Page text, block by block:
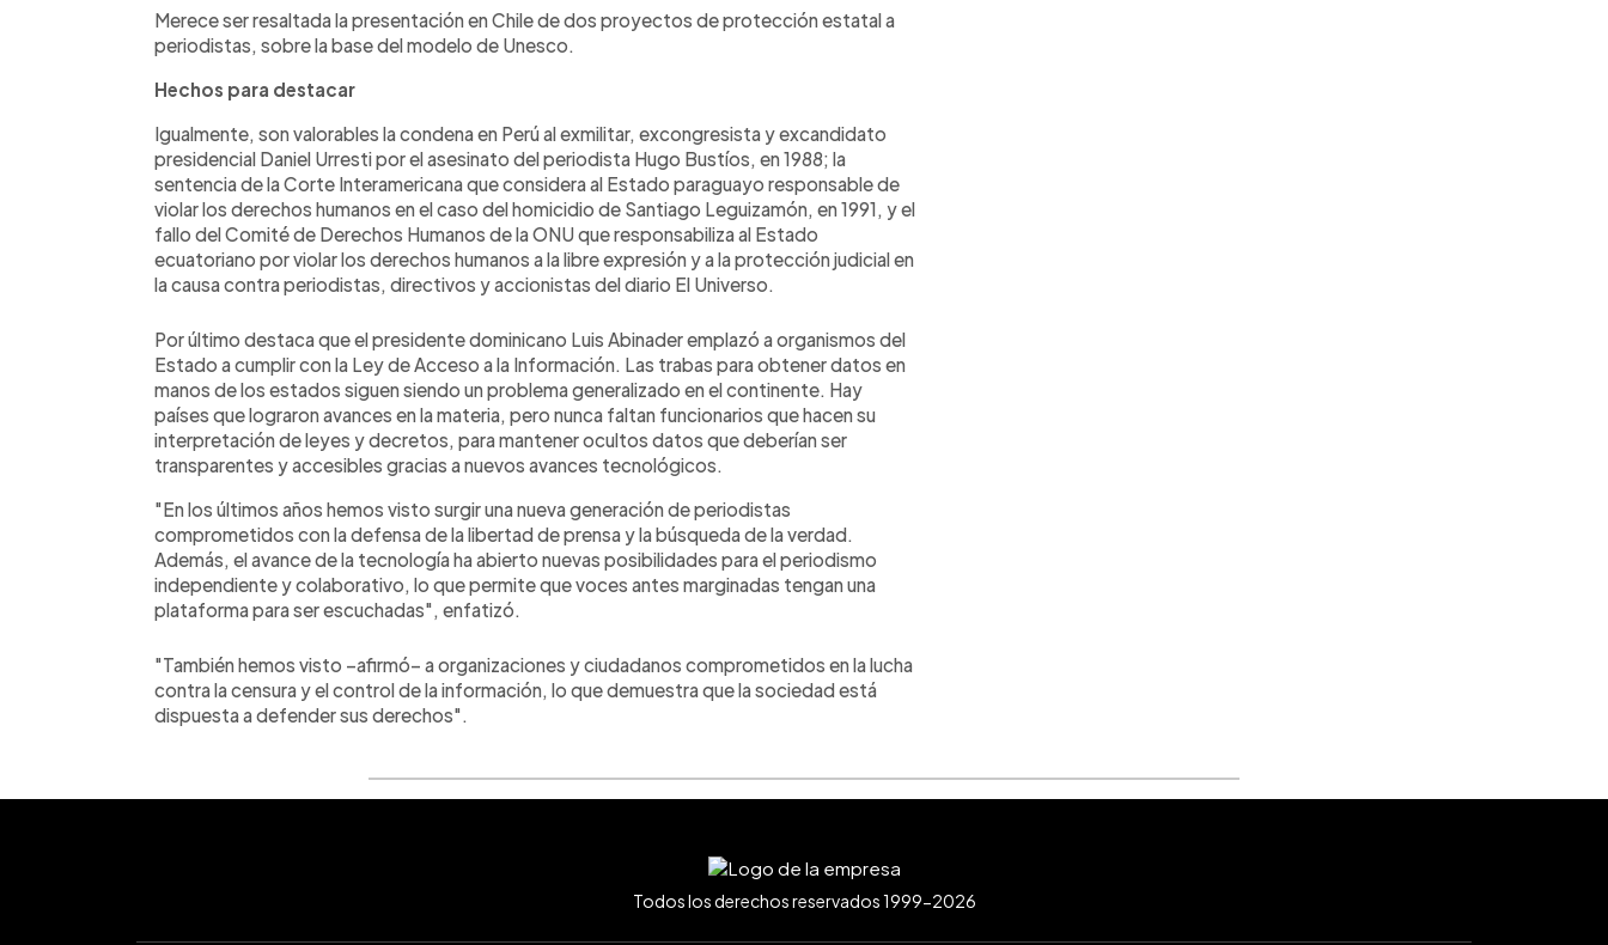
Merece ser resaltada la presentación en Chile de dos proyectos de protección estatal a
periodistas, sobre la base del modelo de Unesco.
Hechos para destacar
Igualmente, son valorables la condena en Perú al exmilitar, excongresista y excandidato
presidencial Daniel Urresti por el asesinato del periodista Hugo Bustíos, en 1988; la
sentencia de la Corte Interamericana que considera al Estado paraguayo responsable de
violar los derechos humanos en el caso del homicidio de Santiago Leguizamón, en 1991, y el
fallo del Comité de Derechos Humanos de la ONU que responsabiliza al Estado
ecuatoriano por violar los derechos humanos a la libre expresión y a la protección judicial en
la causa contra periodistas, directivos y accionistas del diario El Universo.
Por último destaca que el presidente dominicano Luis Abinader emplazó a organismos del
Estado a cumplir con la Ley de Acceso a la Información. Las trabas para obtener datos en
manos de los estados siguen siendo un problema generalizado en el continente. Hay
países que lograron avances en la materia, pero nunca faltan funcionarios que hacen su
interpretación de leyes y decretos, para mantener ocultos datos que deberían ser
transparentes y accesibles gracias a nuevos avances tecnológicos.
"En los últimos años hemos visto surgir una nueva generación de periodistas
comprometidos con la defensa de la libertad de prensa y la búsqueda de la verdad.
Además, el avance de la tecnología ha abierto nuevas posibilidades para el periodismo
independiente y colaborativo, lo que permite que voces antes marginadas tengan una
plataforma para ser escuchadas", enfatizó.
"También hemos visto –afirmó– a organizaciones y ciudadanos comprometidos en la lucha
contra la censura y el control de la información, lo que demuestra que la sociedad está
dispuesta a defender sus derechos".
Todos los derechos reservados 1999-2026